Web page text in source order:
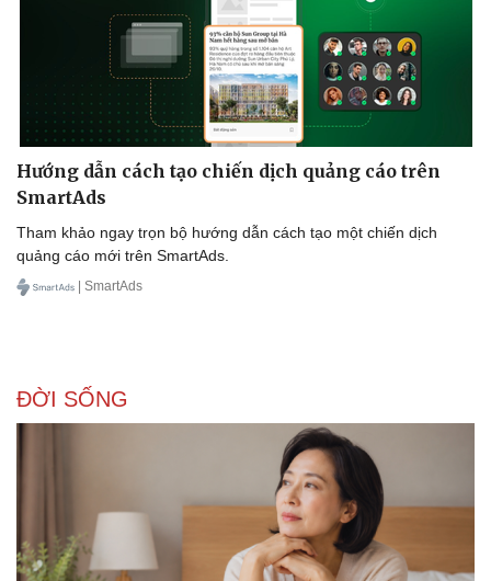
Hướng dẫn cách tạo chiến dịch quảng cáo trên
SmartAds
Tham khảo ngay trọn bộ hướng dẫn cách tạo một chiến dịch
quảng cáo mới trên SmartAds.
| SmartAds
ĐỜI SỐNG